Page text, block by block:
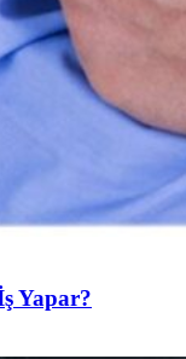
Yapar?